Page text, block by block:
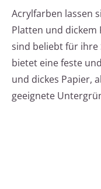
Acrylfarben lassen
Platten und dickem
sind beliebt für ihre
bietet eine feste
und dickes Papier,
geeignete